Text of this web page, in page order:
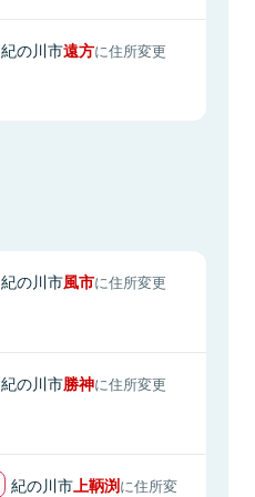
紀の川市遠方に住所変更
紀の川市風市に住所変更
紀の川市勝神に住所変更
紀の川市 上鞆渕に住所変